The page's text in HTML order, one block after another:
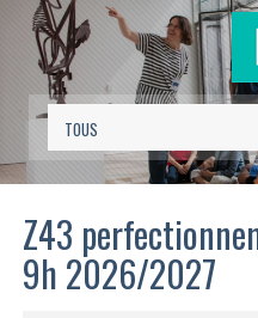
Z43
9h 2026/2027